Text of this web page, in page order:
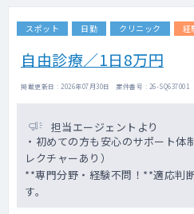
スポット 日勤 クリニック 経
自由診療／1日8万円
掲載更新日 : 2026年07月30日 案件番号 : 26-SQ637001
担当エージェントより
・初めての方も安心のサポート体
レクチャーあり）
**専門分野・経験不問！**適応判
す。